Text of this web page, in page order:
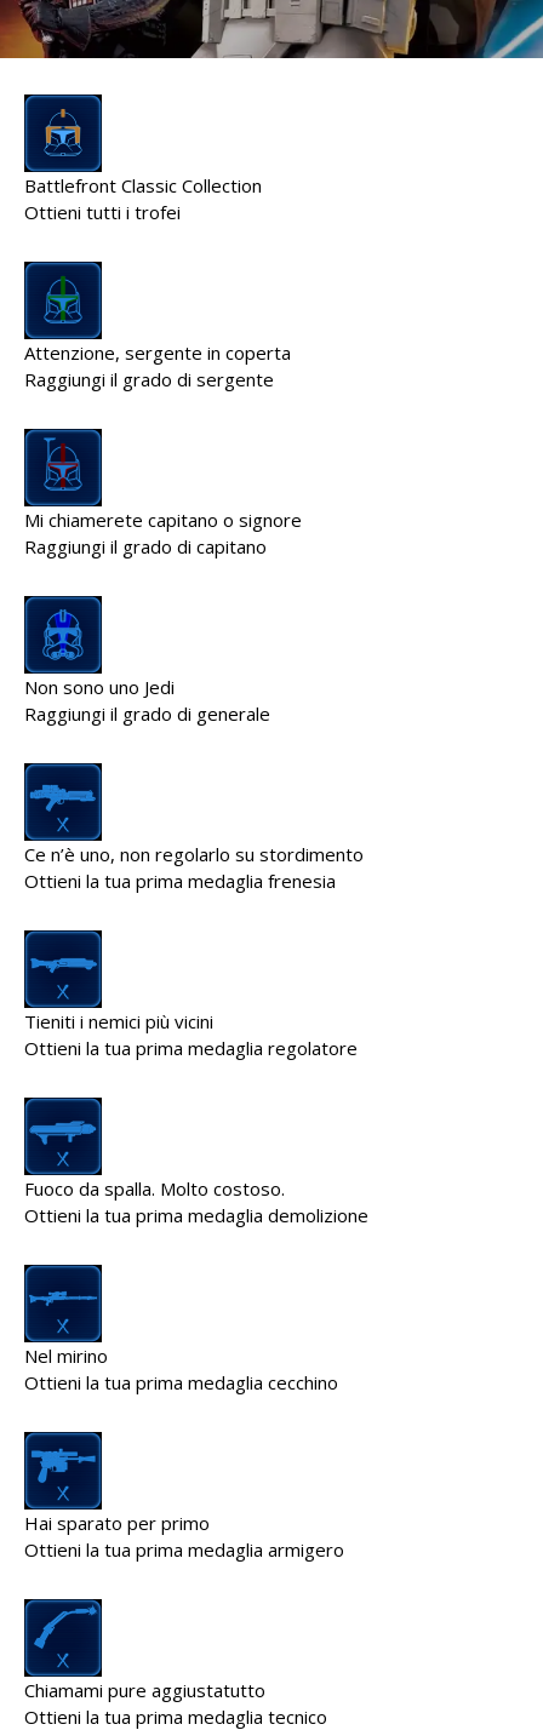
Battlefront Classic Collection
Ottieni tutti i trofei
Attenzione, sergente in coperta
Raggiungi il grado di sergente
Mi chiamerete capitano o signore
Raggiungi il grado di capitano
Non sono uno Jedi
Raggiungi il grado di generale
Ce n’è uno, non regolarlo su stordimento
Ottieni la tua prima medaglia frenesia
Tieniti i nemici più vicini
Ottieni la tua prima medaglia regolatore
Fuoco da spalla. Molto costoso.
Ottieni la tua prima medaglia demolizione
Nel mirino
Ottieni la tua prima medaglia cecchino
Hai sparato per primo
Ottieni la tua prima medaglia armigero
Chiamami pure aggiustatutto
Ottieni la tua prima medaglia tecnico